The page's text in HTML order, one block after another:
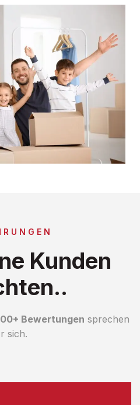
Kunden
Bewertungen sprechen
sich.